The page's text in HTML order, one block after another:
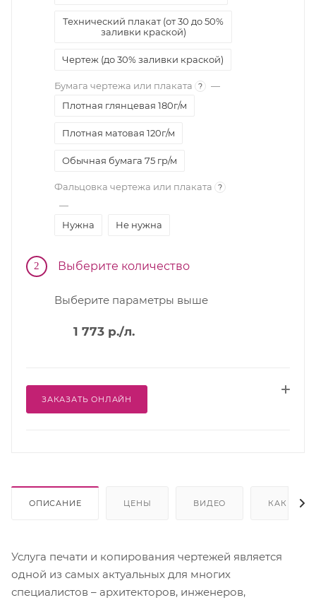
Технический плакат (от 30 до 50%
заливки краской)
Чертеж (до 30% заливки краской)
Бумага чертежа или плаката ?
—
Плотная глянцевая 180г/м
Плотная матовая 120г/м
Обычная бумага 75 гр/м
Фальцовка чертежа или плаката ?
—
Нужна
Не нужна
2 Выберите количество
Выберите параметры выше
1 773 р./л.
ЗАКАЗАТЬ ОНЛАЙН
ОПИСАНИЕ ЦЕНЫ ВИДЕО КАК
Услуга печати и копирования чертежей является
одной из самых актуальных для многих
специалистов – архитекторов, инженеров,